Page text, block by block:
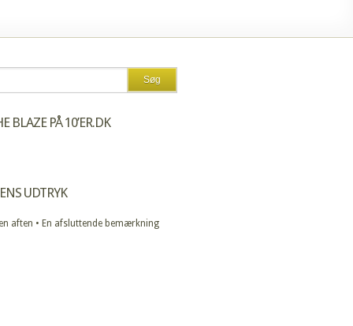
BLAZE PÅ 10’ER.DK
UDTRYK
aften • En afsluttende bemærkning